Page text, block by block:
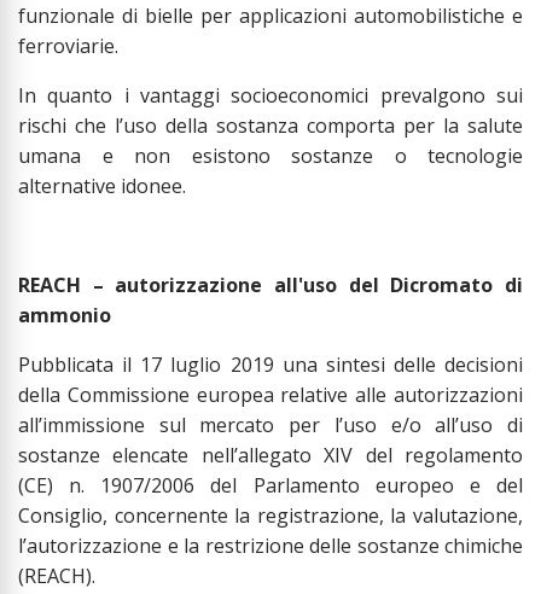
funzionale di bielle per applicazioni automobilistiche e
ferroviarie.
In quanto i vantaggi socioeconomici prevalgono sui
rischi che l’uso della sostanza comporta per la salute
umana e non esistono sostanze o tecnologie
alternative idonee.
REACH – autorizzazione all'uso del Dicromato di
ammonio
Pubblicata il 17 luglio 2019 una sintesi delle decisioni
della Commissione europea relative alle autorizzazioni
all’immissione sul mercato per l’uso e/o all’uso di
sostanze elencate nell’allegato XIV del regolamento
(CE) n. 1907/2006 del Parlamento europeo e del
Consiglio, concernente la registrazione, la valutazione,
l’autorizzazione e la restrizione delle sostanze chimiche
(REACH).